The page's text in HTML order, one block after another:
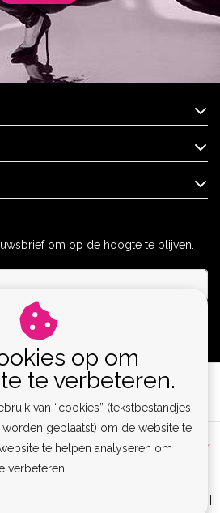
om op de hoogte te blijven.
Privacy Policy | Sitemap |
Disclaimer
RSS Feed
Lingerie & Kinky Fashion XS-6XL |
op om
te verbeteren.
van “cookies” (tekstbestandjes
geplaatst) om de website te
te helpen analyseren om
verbeteren.